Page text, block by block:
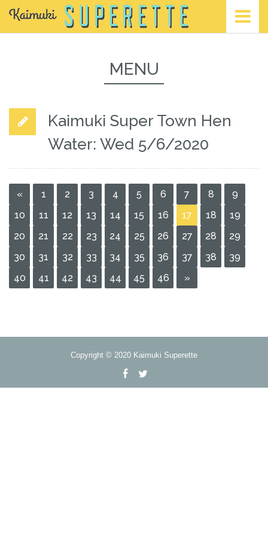
MENU
Kaimuki Super Town Hen
Water: Wed 5/6/2020
« 1 2 3 4 5 6 7 8
9
10
11 12 13 14 15 16 17 18
19
20
21 22 23 24 25 26 27 28
29
30
31 32 33 34 35 36 37 38
39
40
41 42 43 44 45 46 »
Copyright © 2020 Kaimuki Superette